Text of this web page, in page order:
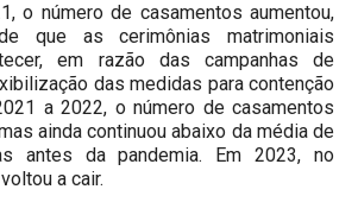
o número de casamentos aumentou,
que as cerimônias matrimoniais
em razão das campanhas de
das medidas para contenção
a 2022, o número de casamentos
ainda continuou abaixo da média de
antes da pandemia. Em 2023, no
a cair.